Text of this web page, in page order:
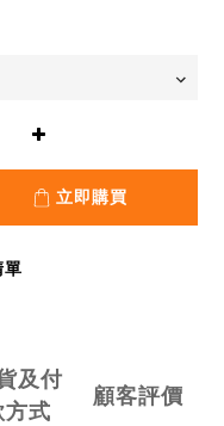
立即購買
單
及付
方式
顧客評價